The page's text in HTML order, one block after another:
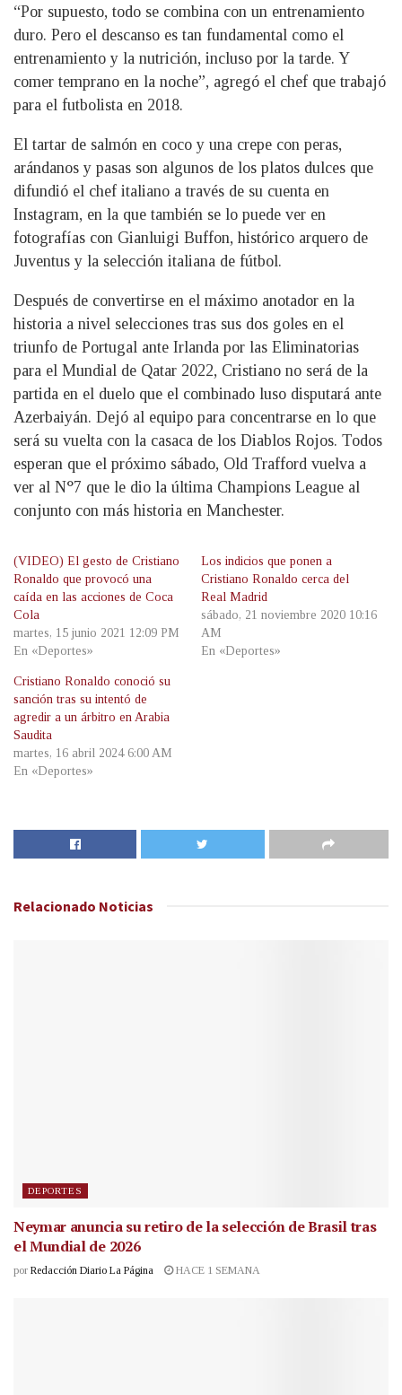
“Por supuesto, todo se combina con un entrenamiento
duro. Pero el descanso es tan fundamental como el
entrenamiento y la nutrición, incluso por la tarde. Y
comer temprano en la noche”, agregó el chef que trabajó
para el futbolista en 2018.
El tartar de salmón en coco y una crepe con peras,
arándanos y pasas son algunos de los platos dulces que
difundió el chef italiano a través de su cuenta en
Instagram, en la que también se lo puede ver en
fotografías con Gianluigi Buffon, histórico arquero de
Juventus y la selección italiana de fútbol.
Después de convertirse en el máximo anotador en la
historia a nivel selecciones tras sus dos goles en el
triunfo de Portugal ante Irlanda por las Eliminatorias
para el Mundial de Qatar 2022, Cristiano no será de la
partida en el duelo que el combinado luso disputará ante
Azerbaiyán. Dejó al equipo para concentrarse en lo que
será su vuelta con la casaca de los Diablos Rojos. Todos
esperan que el próximo sábado, Old Trafford vuelva a
ver al N°7 que le dio la última Champions League al
conjunto con más historia en Manchester.
(VIDEO) El gesto de Cristiano
Ronaldo que provocó una
caída en las acciones de Coca
Cola
martes, 15 junio 2021 12:09 PM
En «Deportes»
Los indicios que ponen a
Cristiano Ronaldo cerca del
Real Madrid
sábado, 21 noviembre 2020 10:16
AM
En «Deportes»
Cristiano Ronaldo conoció su
sanción tras su intentó de
agredir a un árbitro en Arabia
Saudita
martes, 16 abril 2024 6:00 AM
En «Deportes»
Relacionado Noticias
DEPORTES
Neymar anuncia su retiro de la selección de Brasil tras
el Mundial de 2026
por Redacción Diario La Página HACE 1 SEMANA